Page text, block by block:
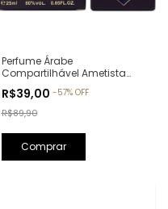
Perfume Árabe
Compartilhável Ametista
25ml (Ref. Olfativa: Bade'e Al
Oud Amethyst Lattafa)
R$39,00 -57% OFF
R$89,90